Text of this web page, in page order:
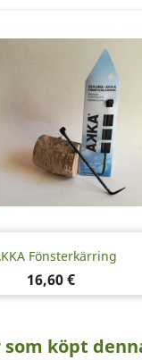
Fönsterkärring
Pris
16,60 €
Snabbvy
som köpt